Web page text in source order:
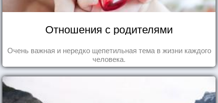
Отношения с родителями
Очень важная и нередко щепетильная тема в жизни каждого
человека.